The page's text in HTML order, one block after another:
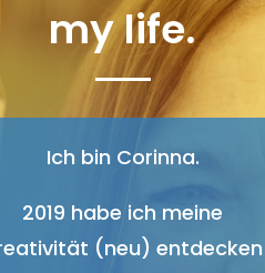
my life.
Ich bin Corinna.
2019 habe ich meine
(neu) entdecken